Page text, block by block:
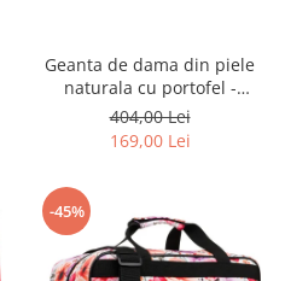
Geanta de dama din piele
naturala cu portofel -
Peterson PTR-PTN CF4-DS-
5216 D.BE
404,00 Lei
169,00 Lei
-45%